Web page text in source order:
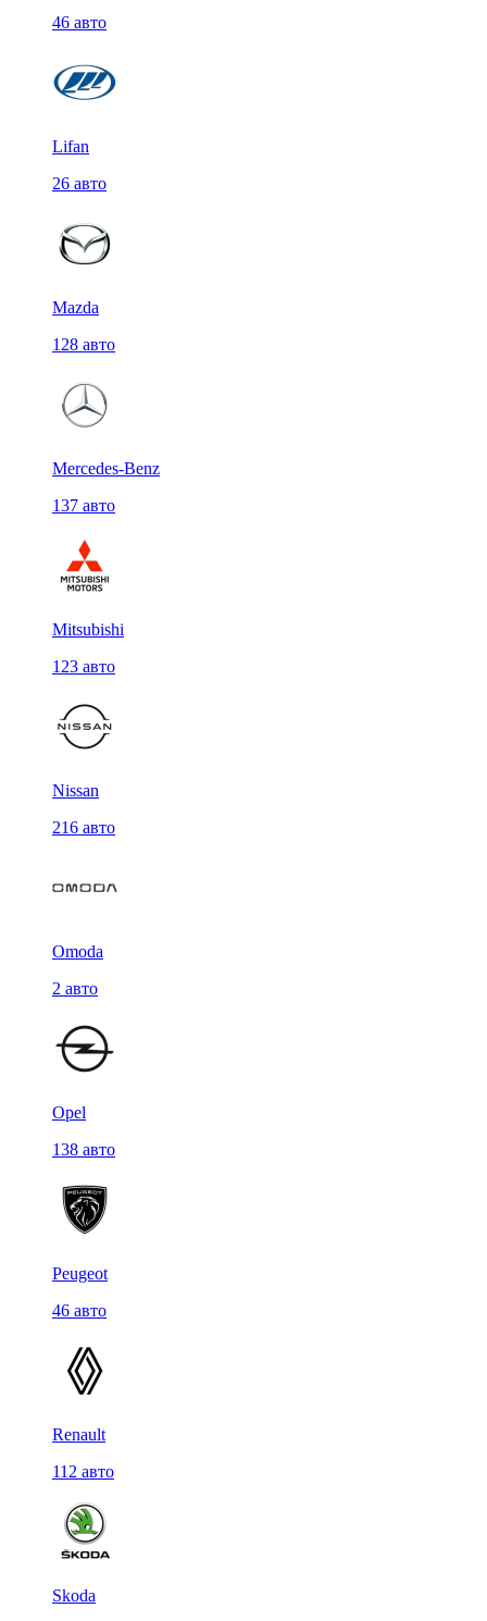
46 авто
Lifan
26 авто
Mazda
128 авто
Mercedes-Benz
137 авто
Mitsubishi
123 авто
Nissan
216 авто
Omoda
2 авто
Opel
138 авто
Peugeot
46 авто
Renault
112 авто
Skoda